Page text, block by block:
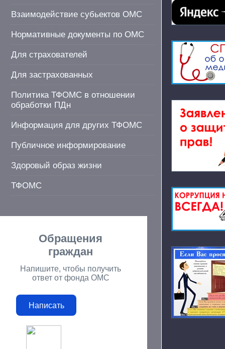
Взаимодействие субьектов ОМС
Нормативные документы по ОМС
Для страхователей
Для застрахованных
Политика ТФОМС в отношении
обработки ПДн
Информация для других ТФОМС
Публичное информирование
Здоровый образ жизни
ТФОМС
Обращения
граждан
Напишите, чтобы получить
ответ от фонда ОМС
Написать